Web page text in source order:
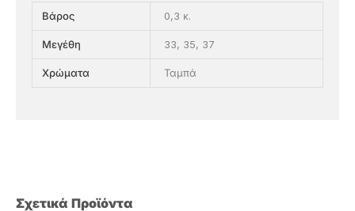
Σχετικά Προϊόντα
Βάρος 0,3 κ.
Μεγέθη 33, 35, 37
Χρώματα Ταμπά